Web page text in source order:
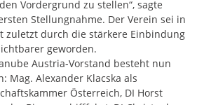
Vordergrund zu stellen“, sagte
Stellungnahme. Der Verein sei in
zuletzt durch die stärkere Einbindung
geworden.
Austria-Vorstand besteht nun
Mag. Alexander Klacska als
Österreich, DI Horst